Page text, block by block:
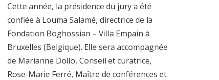
Cette année, la présidence du jury a été
confiée à Louma Salamé, directrice de la
Fondation Boghossian – Villa Empain à
Bruxelles (Belgique). Elle sera accompagnée
de Marianne Dollo, Conseil et curatrice,
Rose-Marie Ferré, Maître de conférences et